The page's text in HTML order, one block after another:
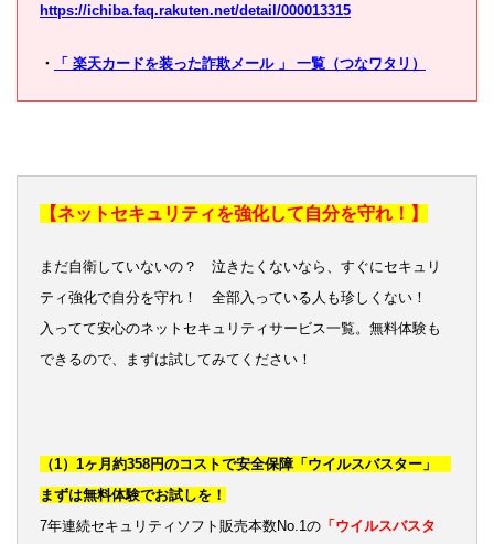
https://ichiba.faq.rakuten.net/detail/000013315
・ 「 楽天カードを装った詐欺メール 」 一覧（つなワタリ）
【ネットセキュリティを強化して自分を守れ！】
まだ自衛していないの？ 泣きたくないなら、すぐにセキュリ
ティ強化で自分を守れ！ 全部入っている人も珍しくない！
入ってて安心のネットセキュリティサービス一覧。無料体験も
できるので、まずは試してみてください！
（1）1ヶ月約358円のコストで安全保障「ウイルスバスター」
まずは無料体験でお試しを！
7年連続セキュリティソフト販売本数No.1の 「ウイルスバスタ